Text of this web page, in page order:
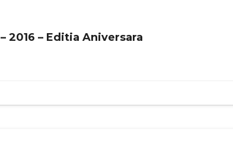
2016 – Editia Aniversara